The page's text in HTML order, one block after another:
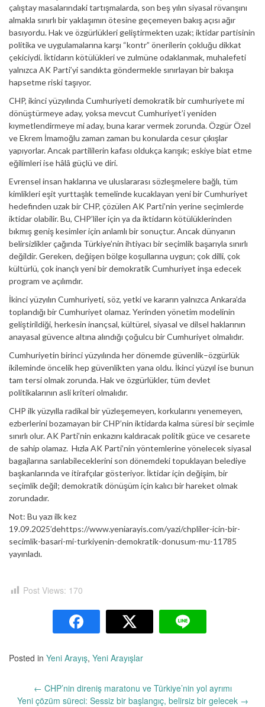
çalıştay masalarındaki tartışmalarda, son beş yılın siyasal rövanşını
almakla sınırlı bir yaklaşımın ötesine geçemeyen bakış açısı ağır
basıyordu. Hak ve özgürlükleri geliştirmekten uzak; iktidar partisinin
politika ve uygulamalarına karşı “kontr” önerilerin çokluğu dikkat
çekiciydi. İktidarın kötülükleri ve zulmüne odaklanmak, muhalefeti
yalnızca AK Parti’yi sandıkta göndermekle sınırlayan bir bakışa
hapsetme riski taşıyor.
CHP, ikinci yüzyılında Cumhuriyeti demokratik bir cumhuriyete mi
dönüştürmeye aday, yoksa mevcut Cumhuriyet’i yeniden
kıymetlendirmeye mi aday, buna karar vermek zorunda. Özgür Özel
ve Ekrem İmamoğlu zaman zaman bu konularda cesur çıkışlar
yapıyorlar. Ancak partililerin kafası oldukça karışık; eskiye biat etme
eğilimleri ise hâlâ güçlü ve diri.
Evrensel insan haklarına ve uluslararası sözleşmelere bağlı, tüm
kimlikleri eşit yurttaşlık temelinde kucaklayan yeni bir Cumhuriyet
hedefinden uzak bir CHP, çözülen AK Parti’nin yerine seçimlerde
iktidar olabilir. Bu, CHP’liler için ya da iktidarın kötülüklerinden
bıkmış geniş kesimler için anlamlı bir sonuçtur. Ancak dünyanın
belirsizlikler çağında Türkiye’nin ihtiyacı bir seçimlik başarıyla sınırlı
değildir. Gereken, değişen bölge koşullarına uygun; çok dilli, çok
kültürlü, çok inançlı yeni bir demokratik Cumhuriyet inşa edecek
program ve açılımdır.
İkinci yüzyılın Cumhuriyeti, söz, yetki ve kararın yalnızca Ankara’da
toplandığı bir Cumhuriyet olamaz. Yerinden yönetim modelinin
geliştirildiği, herkesin inançsal, kültürel, siyasal ve dilsel haklarının
anayasal güvence altına alındığı çoğulcu bir Cumhuriyet olmalıdır.
Cumhuriyetin birinci yüzyılında her dönemde güvenlik–özgürlük
ikileminde öncelik hep güvenlikten yana oldu. İkinci yüzyıl ise bunun
tam tersi olmak zorunda. Hak ve özgürlükler, tüm devlet
politikalarının asli kriteri olmalıdır.
CHP ilk yüzyılla radikal bir yüzleşemeyen, korkularını yenemeyen,
ezberlerini bozamayan bir CHP’nin iktidarda kalma süresi bir seçimle
sınırlı olur. AK Parti’nin enkazını kaldıracak politik güce ve cesarete
de sahip olamaz. Hızla AK Parti’nin yöntemlerine yönelecek siyasal
bagajlarına sarılabileceklerini son dönemdeki topuklayan belediye
başkanlarında ve itirafçılar gösteriyor. İktidar için değişim, bir
seçimlik değil; demokratik dönüşüm için kalıcı bir hareket olmak
zorundadır.
Not: Bu yazı ilk kez
19.09.2025’dehttps://www.yeniarayis.com/yazi/chpliler-icin-bir-
secimlik-basari-mi-turkiyenin-demokratik-donusum-mu-11785
yayınladı.
Post Views: 170
Posted in Yeni Arayış, Yeni Arayışlar
dolaşımı
← CHP’nin direniş maratonu ve Türkiye’nin yol ayrımı
Yeni çözüm süreci: Sessiz bir başlangıç, belirsiz bir gelecek →